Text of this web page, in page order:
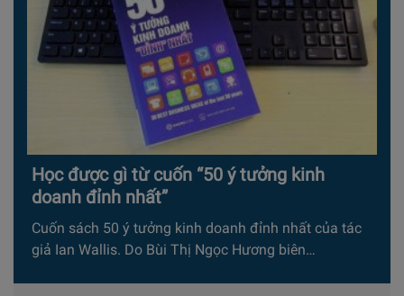
Học được gì từ cuốn “50 ý tưởng kinh
doanh đỉnh nhất”
Cuốn sách 50 ý tưởng kinh doanh đỉnh nhất của tác
giả Ian Wallis. Do Bùi Thị Ngọc Hương biên…